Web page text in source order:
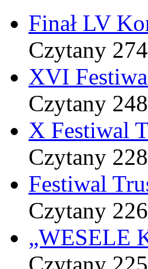
Finał LV
Czytany
XVI
Czytany
X Festiwal
Czytany
Festiwal
Czytany
„WESELE
Czytany